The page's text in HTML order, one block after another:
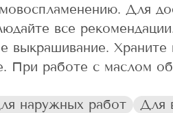
Для
все
выкрашивание.
При работе с маслом
наружных работ
Для